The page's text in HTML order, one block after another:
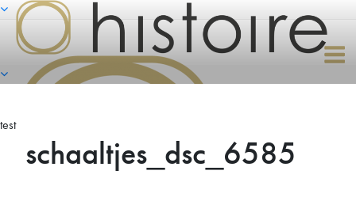
Naar
inhoud
springen
test
schaaltjes_dsc_6585